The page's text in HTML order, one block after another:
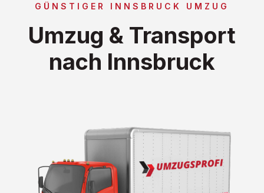
GÜNSTIGER INNSBRUCK UMZUG
Umzug & Transport
nach Innsbruck